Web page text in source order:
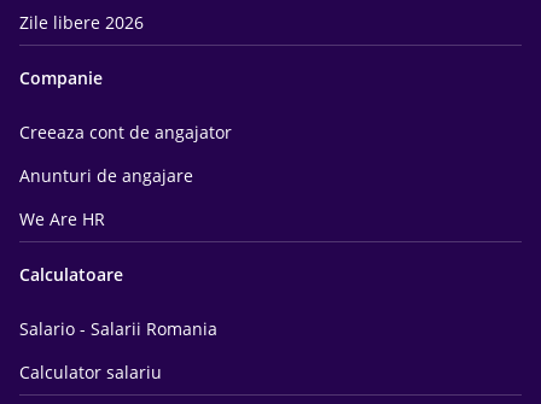
Zile libere 2026
Companie
Creeaza cont de angajator
Anunturi de angajare
We Are HR
Calculatoare
Salario - Salarii Romania
Calculator salariu